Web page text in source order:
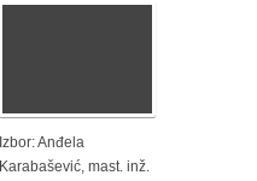
Izbor: Anđela
Karabašević, mast. inž.